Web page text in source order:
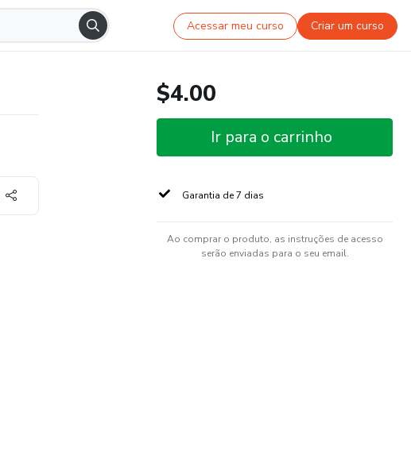
Acessar meu curso Criar um curso
$4.00
Ir para o carrinho
Garantia de 7 dias
Ao comprar o produto, as instruções de acesso
serão enviadas para o seu email.